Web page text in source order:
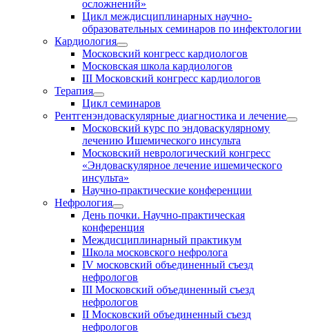
осложнений»
Цикл междисциплинарных научно-
образовательных семинаров по инфектологии
Кардиология
Московский конгресс кардиологов
Московская школа кардиологов
III Московский конгресс кардиологов
Терапия
Цикл семинаров
Рентгенэндоваскулярные диагностика и лечение
Московский курс по эндоваскулярному
лечению Ишемического инсульта
Московский неврологический конгресс
«Эндоваскулярное лечение ишемического
инсульта»
Научно-практические конференции
Нефрология
День почки. Научно-практическая
конференция
Междисциплинарный практикум
Школа московского нефролога
IV московский объединенный съезд
нефрологов
III Московский объединенный съезд
нефрологов
II Московский объединенный съезд
нефрологов